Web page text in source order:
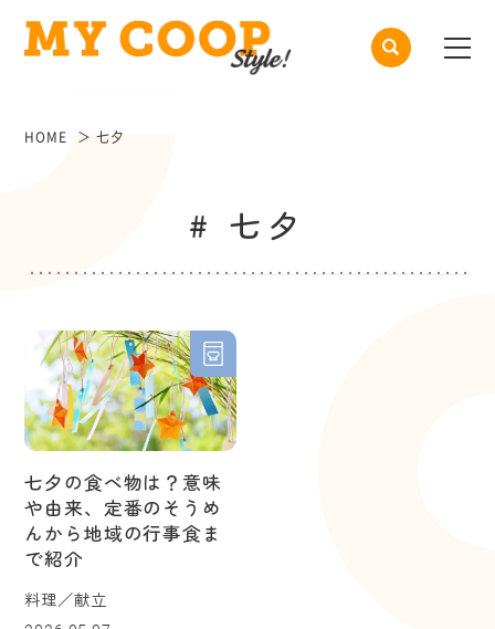
HOME 七夕
# 七夕
七夕の食べ物は？意味
や由来、定番のそうめ
んから地域の行事食ま
で紹介
料理／献立